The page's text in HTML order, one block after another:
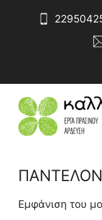
Μενού
Εμφάνιση του